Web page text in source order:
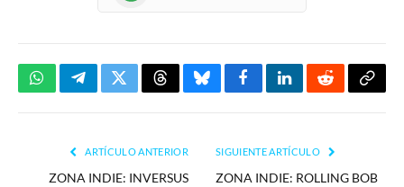
WhatsAppTelegramTwitterThreadsBlueskyFacebookLinkedInReddit
ARTÍCULO ANTERIOR
ZONA INDIE: INVERSUS
SIGUIENTE ARTÍCULO
ZONA INDIE: ROLLING BOB